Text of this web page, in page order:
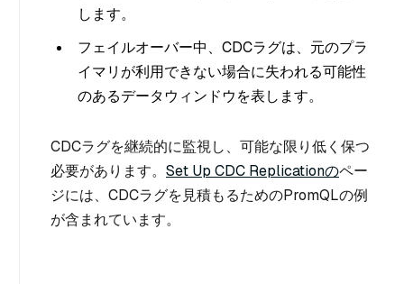
します。
フェイルオーバー中、CDCラグは、元のプラ
イマリが利用できない場合に失われる可能性
のあるデータウィンドウを表します。
CDCラグを継続的に監視し、可能な限り低く保つ
必要があります。 Set Up CDC Replicationのペー
ジには、CDCラグを見積もるためのPromQLの例
が含まれています。